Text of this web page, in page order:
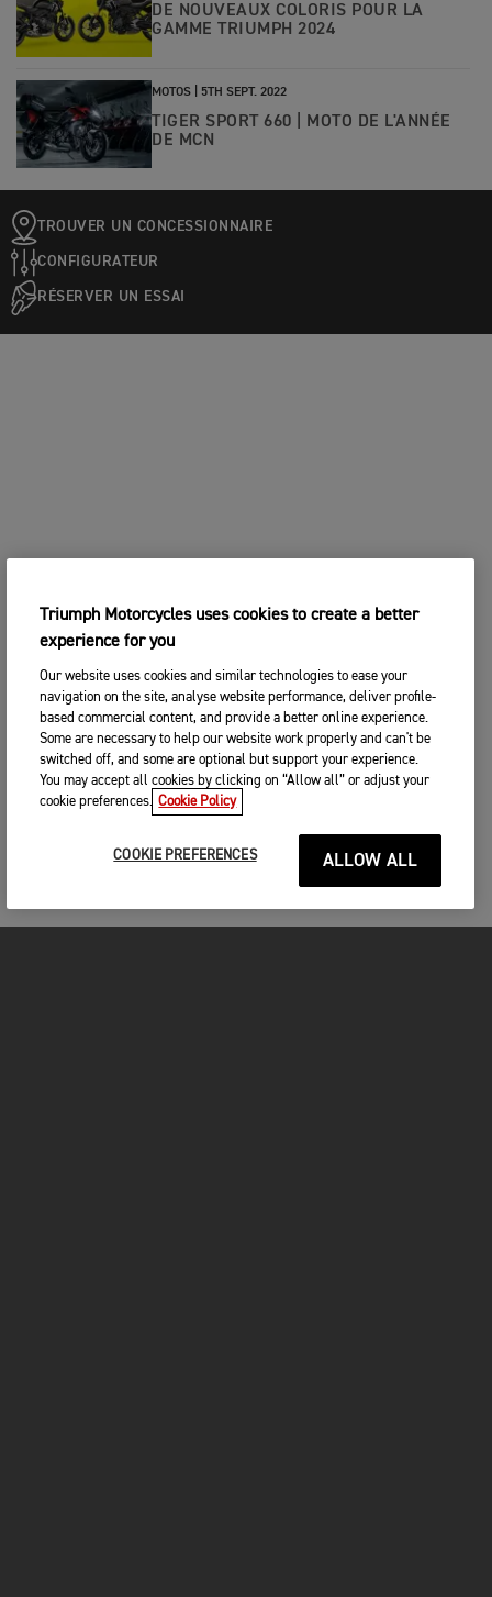
DE NOUVEAUX COLORIS POUR LA
GAMME TRIUMPH 2024
MOTOS | 5TH SEPT. 2022
TIGER SPORT 660 | MOTO DE L'ANNÉE
DE MCN
TROUVER UN CONCESSIONNAIRE
CONFIGURATEUR
RÉSERVER UN ESSAI
Triumph Motorcycles uses cookies to create a better
experience for you
Our website uses cookies and similar technologies to ease your
navigation on the site, analyse website performance, deliver profile-
based commercial content, and provide a better online experience.
Some are necessary to help our website work properly and can't be
switched off, and some are optional but support your experience.
You may accept all cookies by clicking on “Allow all” or adjust your
cookie preferences. Cookie Policy
COOKIE PREFERENCES ALLOW ALL